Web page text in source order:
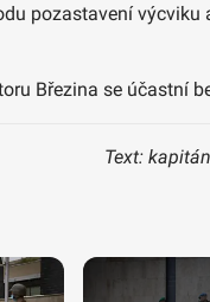
pozastavení
Březina se účastní
Text: